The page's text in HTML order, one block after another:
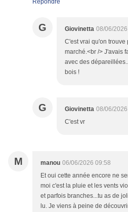
Répondre
G Giovinetta 08/06/
C'est vrai qu'on trouve
marché.<br /> J'avais
avec des
bois !
G Giovinetta 08/06/
C'est vr
M manou 06/06/2026 09:58
Et oui cette année encore ne
moi c'est la pluie et les vents
et parfois branches...tu as de
lu. Je viens à peine de